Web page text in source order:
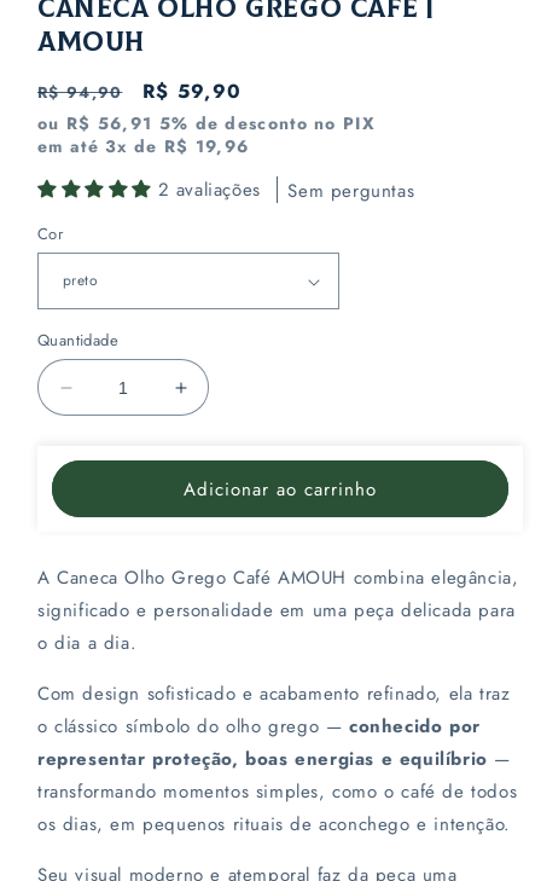
Caneca Olho Grego Café |
Amouh
Preço
normal
R$ 94,90
Preço
promocional
R$ 59,90
ou R$ 56,91 5% de desconto no PIX
em até 3x de R$ 19,96
2 avaliações Sem perguntas
Cor
Quantidade
Diminuir
a
Olho
Café
Aumentar
a
Caneca
Olho
Café
Adicionar ao carrinho
A Caneca Olho Grego Café AMOUH combina elegância,
significado e personalidade em uma peça delicada para
o dia a dia.
Com design sofisticado e acabamento refinado, ela traz
o clássico símbolo do olho grego —conhecido por
representar proteção, boas energias e equilíbrio —
transformando momentos simples, como o café de todos
os dias, em pequenos rituais de aconchego e intenção.
Seu visual moderno e atemporal faz da peça uma